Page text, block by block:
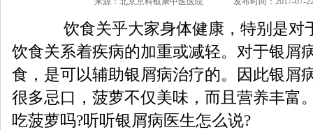
饮食关乎大家身体健康，特别是对
饮食关系着疾病的加重或减轻。对于银屑
食，是可以辅助银屑病治疗的。因此银屑
很多忌口，菠萝不仅美味，而且营养丰富
吃菠萝吗?听听银屑病医生怎么说?